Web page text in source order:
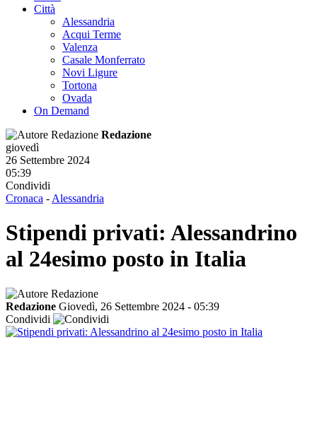
Città
Alessandria
Acqui Terme
Valenza
Casale Monferrato
Novi Ligure
Tortona
Ovada
On Demand
Redazione
giovedì
26 Settembre 2024
05:39
Condividi
Cronaca - Alessandria
Stipendi privati: Alessandrino
al 24esimo posto in Italia
Redazione Giovedì, 26 Settembre 2024 - 05:39
Condividi